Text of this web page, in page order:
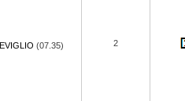
(07.35) 2